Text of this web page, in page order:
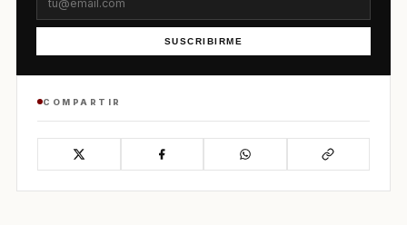
SUSCRIBIRME
COMPARTIR